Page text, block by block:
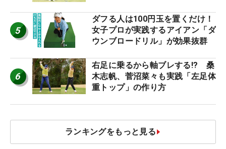
5
ダフる人は100円玉を置くだけ！
女子プロが実践するアイアン「ダ
ウンブロードリル」が効果抜群
6
右足に乗るから軸ブレする!? 桑
木志帆、菅沼菜々も実践「左足体
重トップ」の作り方
ランキングをもっと見る